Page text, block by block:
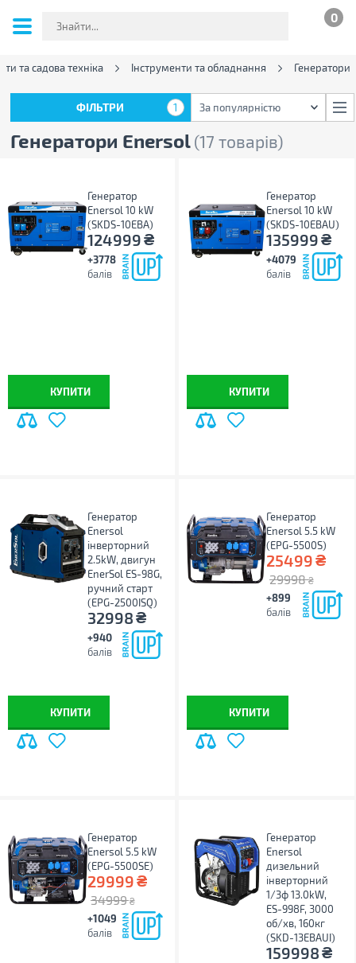
0
та садова техніка Інструменти та обладнання Генератори
Генератори Enersol (17 товарів)
ФІЛЬТРИ 1 За популярністю
Генератор
Enersol 10 kW
(SKDS-10EBA)
124999₴
+3778
балів
КУПИТИ
Генератор
Enersol 10 kW
(SKDS-10EBAU)
135999₴
+4079
балів
КУПИТИ
Генератор
Enersol
інверторний
2.5kW, двигун
EnerSol ES-98G,
ручний старт
(EPG-2500ISQ)
32998₴
+940
балів
КУПИТИ
Генератор
Enersol 5.5 kW
(EPG-5500S)
25499₴
29998 ₴
+899
балів
КУПИТИ
Генератор
Enersol 5.5 kW
(EPG-5500SE)
29999₴
34999 ₴
+1049
балів
Генератор
Enersol
дизельний
інверторний
1/3ф 13.0kW,
ES-998F, 3000
об/хв, 160кг
(SKD-13EBAUI)
159998₴
ФІЛЬТРИ 1 За популярністю